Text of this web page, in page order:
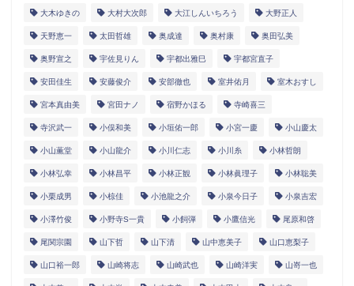
大木ゆきの 大村大次郎 大江しんいちろう 大野正人
天野恵一 太田哲雄 奥成達 奥村康 奥田弘美
奥野宣之 宇佐見りん 宇都出雅巳 宇都宮直子
安田佳生 安藤俊介 安部徹也 室井佑月 室木おすし
宮本真由美 宮田ナノ 宿野かほる 寺崎喜三
寺沢武一 小俣和美 小垣佑一郎 小宮一慶 小山慶太
小山薫堂 小山龍介 小川仁志 小川糸 小林哲朗
小林弘幸 小林昌平 小林正観 小林眞理子 小林聡美
小栗成男 小椋佳 小池龍之介 小泉今日子 小泉吉宏
小澤竹俊 小野寺S一貴 小飼弾 小鷹信光 尾原和啓
尾関宗園 山下哲 山下清 山中恵美子 山口恵梨子
山口裕一郎 山崎将志 山崎武也 山崎洋実 山嵜一也